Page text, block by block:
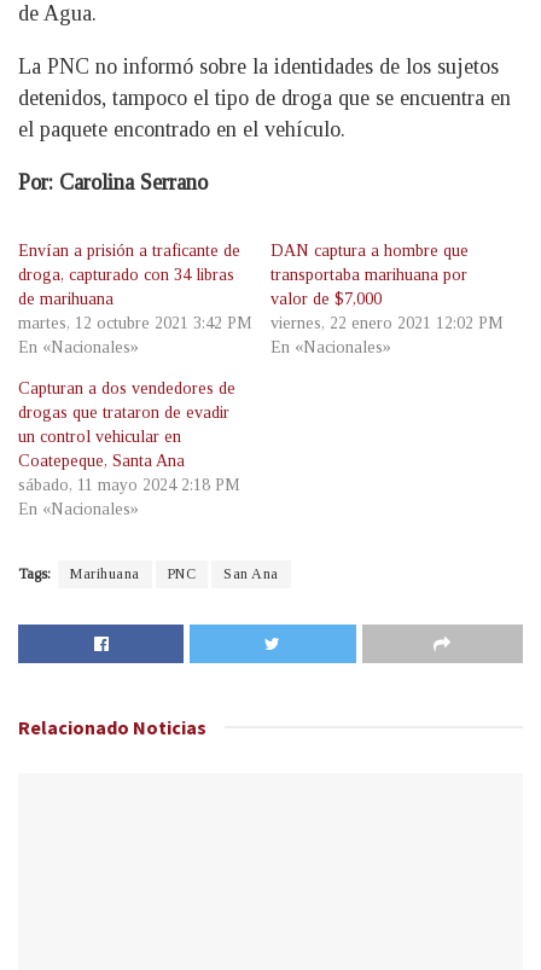
de Agua.
La PNC no informó sobre la identidades de los sujetos
detenidos, tampoco el tipo de droga que se encuentra en
el paquete encontrado en el vehículo.
Por: Carolina Serrano
Envían a prisión a traficante de
droga, capturado con 34 libras
de marihuana
martes, 12 octubre 2021 3:42 PM
En «Nacionales»
DAN captura a hombre que
transportaba marihuana por
valor de $7,000
viernes, 22 enero 2021 12:02 PM
En «Nacionales»
Capturan a dos vendedores de
drogas que trataron de evadir
un control vehicular en
Coatepeque, Santa Ana
sábado, 11 mayo 2024 2:18 PM
En «Nacionales»
Tags: Marihuana PNC San Ana
Relacionado Noticias